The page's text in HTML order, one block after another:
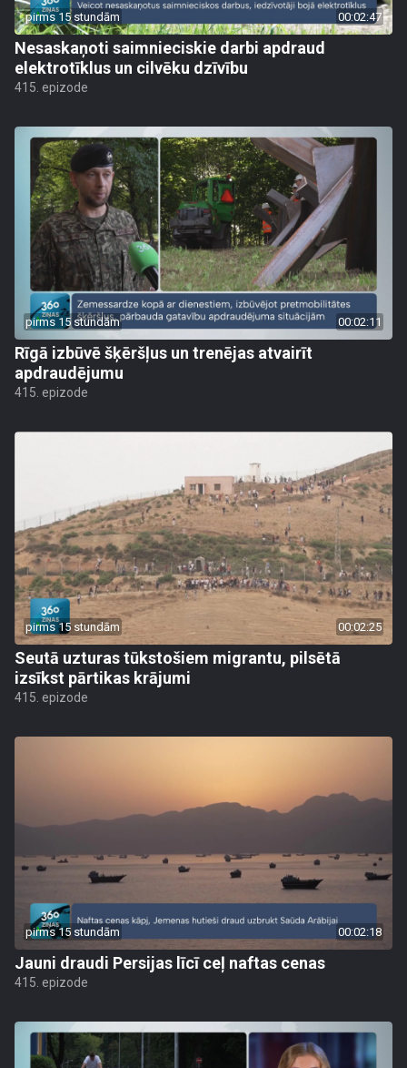
pirms 15 stundām 00:02:47
Nesaskaņoti saimnieciskie darbi apdraud
elektrotīklus un cilvēku dzīvību
415. epizode
pirms 15 stundām 00:02:11
Rīgā izbūvē šķēršļus un trenējas atvairīt
apdraudējumu
415. epizode
pirms 15 stundām 00:02:25
Seutā uzturas tūkstošiem migrantu, pilsētā
izsīkst pārtikas krājumi
415. epizode
pirms 15 stundām 00:02:18
Jauni draudi Persijas līcī ceļ naftas cenas
415. epizode